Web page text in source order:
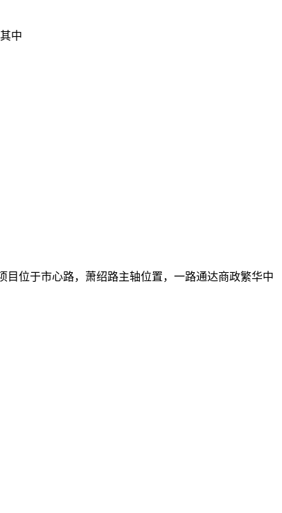
中
位于市心路，萧绍路主轴位置，一路通达商政繁华中